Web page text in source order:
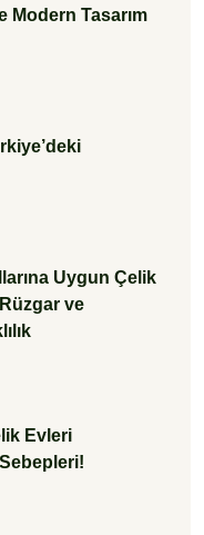
Modern Tasarım
Uygun Çelik
ve
Evleri